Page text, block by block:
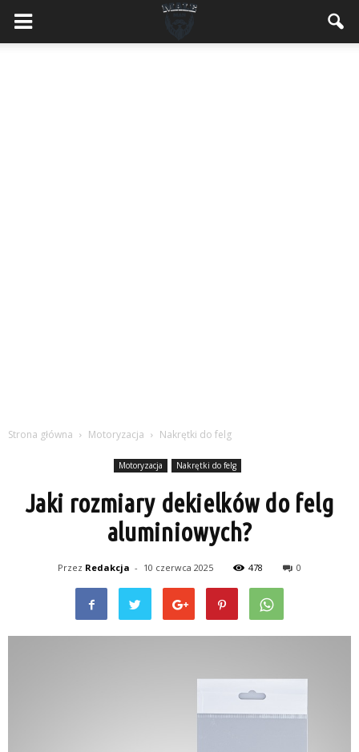
MaleMEN.pl
Strona główna Motoryzacja Nakrętki do felg
Motoryzacja Nakrętki do felg
Jaki rozmiary dekielków do felg
aluminiowych?
Przez Redakcja - 10 czerwca 2025 478 0